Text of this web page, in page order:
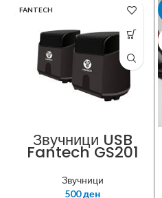
FANTECH
Звучници USB
Fantech GS201
black
Звучници
500ден